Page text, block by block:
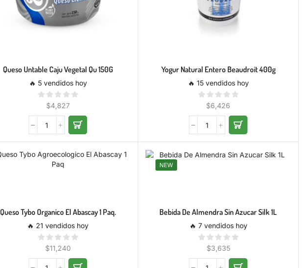
Queso Untable Caju Vegetal Qu 150G
🔥 5 vendidos hoy
$4,827
Yogur Natural Entero Beaudroit 400g
🔥 15 vendidos hoy
$6,426
Queso Tybo Organico El Abascay 1 Paq.
🔥 21 vendidos hoy
$11,240
NEW
Bebida De Almendra Sin Azucar Silk 1L
🔥 7 vendidos hoy
$3,635